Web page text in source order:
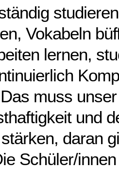
Vokabeln
lernen,
muss
und
daran
Schüler/